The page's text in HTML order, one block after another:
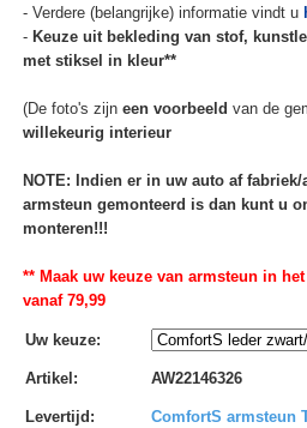
- Verdere (belangrijke) informatie vindt u
- Keuze uit bekleding van stof,
met stiksel in kleur**
(De foto's zijn een voorbeeld van de
willekeurig interieur
NOTE: Indien er in uw auto af
armsteun gemonteerd is dan kunt u
monteren!!!
** Maak uw keuze van armsteun in
vanaf 79,99
Uw keuze:
Artikel : AW22146326
Levertijd : ComfortS armsteun